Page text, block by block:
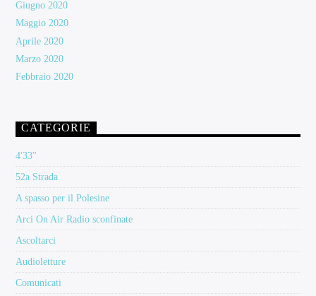
Giugno 2020
Maggio 2020
Aprile 2020
Marzo 2020
Febbraio 2020
CATEGORIE
4'33''
52a Strada
A spasso per il Polesine
Arci On Air Radio sconfinate
Ascoltarci
Audioletture
Comunicati